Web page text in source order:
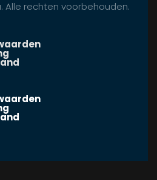
Alle rechten voorbehouden.